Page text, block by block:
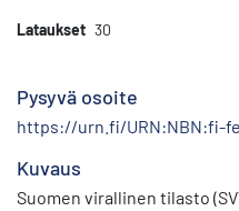
Lataukset 30
Pysyvä osoite
https://urn.fi/URN:NBN:fi-
Kuvaus
Suomen virallinen tilasto